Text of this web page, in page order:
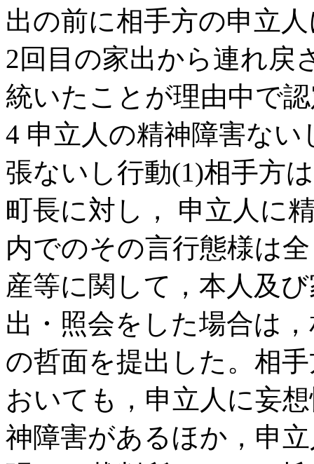
出の前に相手方の申立
2回目の家出から連れ戻
統いたことが理由中で
4 申立人の精神障害な
張ないし行動(1)相手方
町長に対し， 申立人に
内でのその言行態様は
産等に関して，本人及
出・照会をした場合は
の哲面を提出した。相
おいても，申立人に妄
神障害があるほか，申